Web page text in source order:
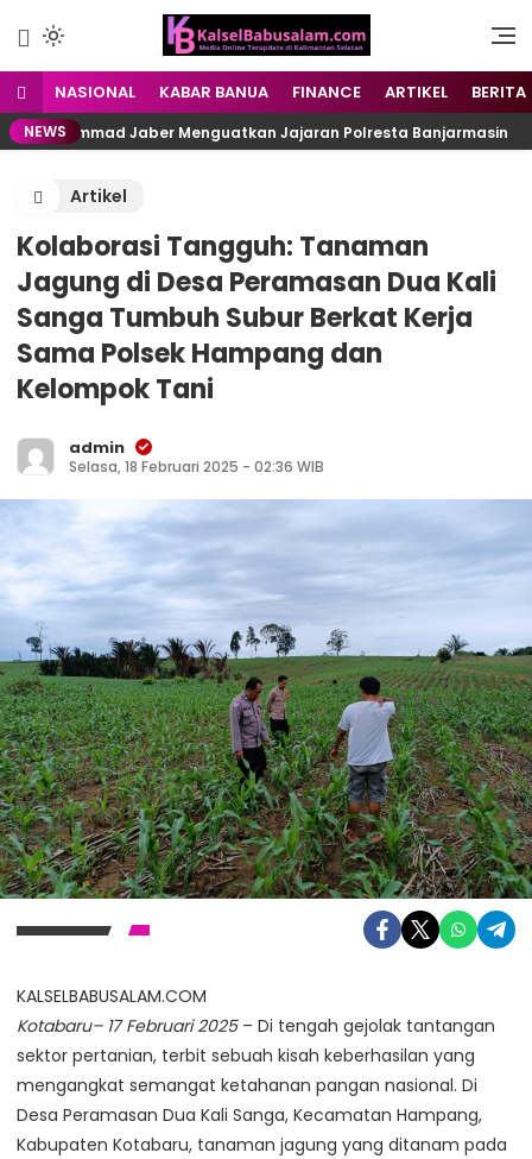
kalselbabusalam.com
Menyuarakan Kalsel,
Menginspirasi Nusantara
NASIONAL KABAR BANUA FINANCE ARTIKEL BERITA
NEWS Jaber Menguatkan Jajaran Polresta Banjarmasin
Artikel
Kolaborasi Tangguh: Tanaman
Jagung di Desa Peramasan Dua Kali
Sanga Tumbuh Subur Berkat Kerja
Sama Polsek Hampang dan
Kelompok Tani
admin
Selasa, 18 Februari 2025 - 02:36 WIB
KALSELBABUSALAM.COM
Kotabaru– 17 Februari 2025– Di tengah gejolak tantangan
sektor pertanian, terbit sebuah kisah keberhasilan yang
mengangkat semangat ketahanan pangan nasional. Di
Desa Peramasan Dua Kali Sanga, Kecamatan Hampang,
Kabupaten Kotabaru, tanaman jagung yang ditanam pada